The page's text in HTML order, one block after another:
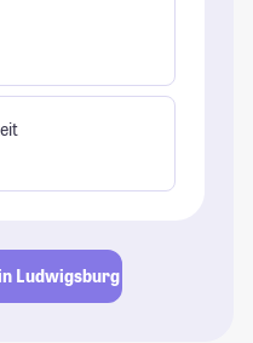
Ludwigsburg